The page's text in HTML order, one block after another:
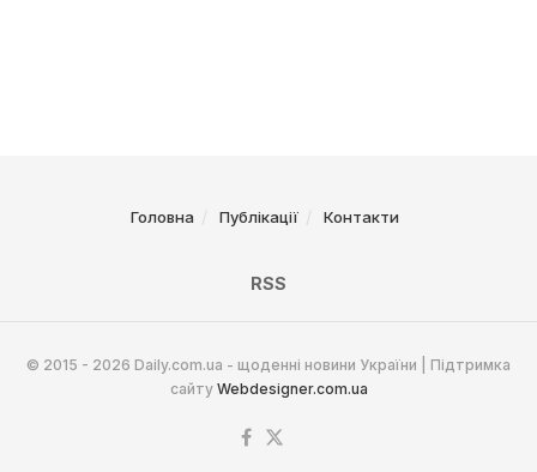
Головна Публікації Контакти
RSS
© 2015 - 2026 Daily.com.ua - щоденні новини України | Підтримка
сайту Webdesigner.com.ua